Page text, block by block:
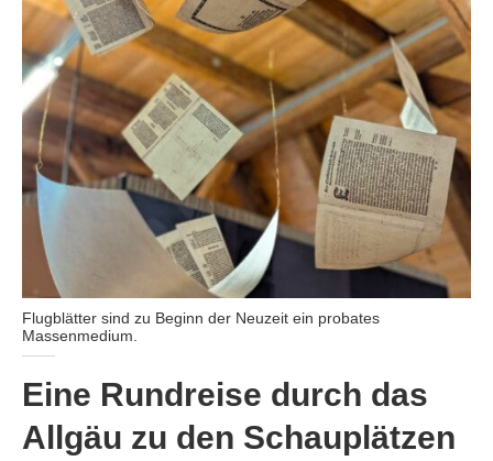
Flugblätter sind zu Beginn der Neuzeit ein probates
Massenmedium.
Eine Rundreise durch das
Allgäu zu den Schauplätzen